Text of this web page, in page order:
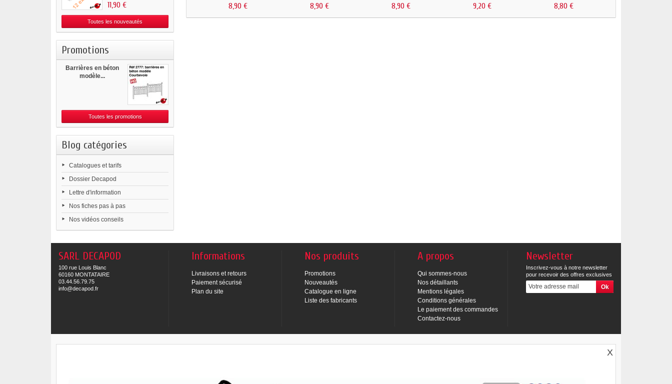
11,90 €
Toutes les nouveautés
Promotions
Barrières en béton
modèle...
Toutes les promotions
Blog catégories
Catalogues et tarifs
Dossier Decapod
Lettre d'information
Nos fiches pas à pas
Nos vidéos conseils
8,90 € 8,90 € 8,90 € 9,20 € 8,80 €
SARL DECAPOD
100 rue Louis Blanc
60160 MONTATAIRE
03.44.56.79.75
info@decapod.fr
Informations
Livraisons et retours
Paiement sécurisé
Plan du site
Nos produits
Promotions
Nouveautés
Catalogue en ligne
Liste des fabricants
A propos
Qui sommes-nous
Nos détaillants
Mentions légales
Conditions générales
Le paiement des commandes
Contactez-nous
Newsletter
Inscrivez-vous à notre newsletter
pour recevoir des offres exclusives
X